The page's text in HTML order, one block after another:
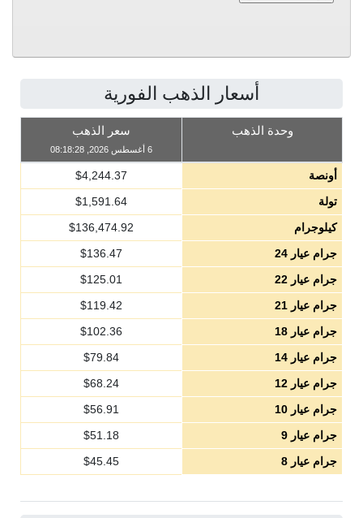
أسعار الذهب الفورية
وحدة الذهب سعر الذهب
6 أغسطس 2026, 08:18:28
أونصة $4,244.37
تولة
$1,591.64
كيلوجرام
$136,474.92
جرام عيار 24
$136.47
جرام عيار 22
$125.01
جرام عيار 21
$119.42
جرام عيار 18
$102.36
جرام عيار 14
$79.84
جرام عيار 12
$68.24
جرام عيار 10
$56.91
جرام عيار 9
$51.18
جرام عيار 8
$45.45